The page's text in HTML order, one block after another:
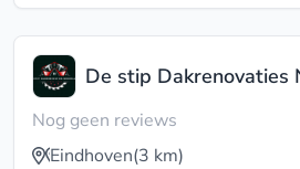
De stip Dakrenovaties
Nog geen reviews
Eindhoven(3 km)